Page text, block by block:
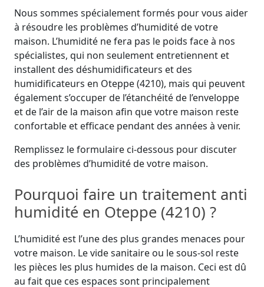
Nous sommes spécialement formés pour vous aider
à résoudre les problèmes d’humidité de votre
maison. L’humidité ne fera pas le poids face à nos
spécialistes, qui non seulement entretiennent et
installent des déshumidificateurs et des
humidificateurs en Oteppe (4210), mais qui peuvent
également s’occuper de l’étanchéité de l’enveloppe
et de l’air de la maison afin que votre maison reste
confortable et efficace pendant des années à venir.
Remplissez le formulaire ci-dessous pour discuter
des problèmes d’humidité de votre maison.
Pourquoi faire un traitement anti
humidité en Oteppe (4210) ?
L’humidité est l’une des plus grandes menaces pour
votre maison. Le vide sanitaire ou le sous-sol reste
les pièces les plus humides de la maison. Ceci est dû
au fait que ces espaces sont principalement